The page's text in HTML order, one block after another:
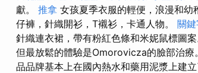
獻。 推拿 女孩夏季衣服的輕便，浪漫和幼
仔褲，針織開衫，T襯衫，卡通人物。 關
針織連衣裙，帶有粉紅色條和米妮鼠標圖
但最放鬆的體驗是Omorovicza的臉部治療
品品牌基本上在國內熱水和藥用泥漿上建